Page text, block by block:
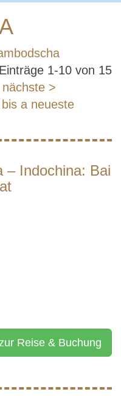
1-10 von 15
nächste >
a neueste
– Indochina: Bai
Reise & Buchung